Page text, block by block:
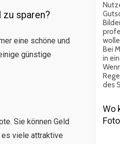
sparen?
eine schöne und
günstige
Sie können Geld
es viele attraktive
Bei
in
des
Wo